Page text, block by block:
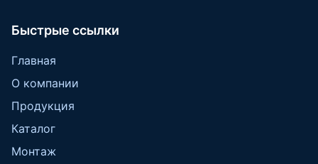
Быстрые ссылки
Главная
О компании
Продукция
Каталог
Монтаж